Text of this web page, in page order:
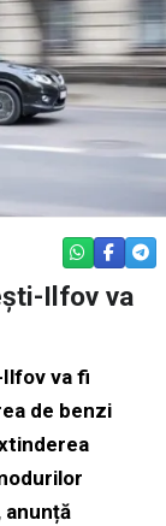
WHATSAPP
Ilfov va
va fi
de benzi